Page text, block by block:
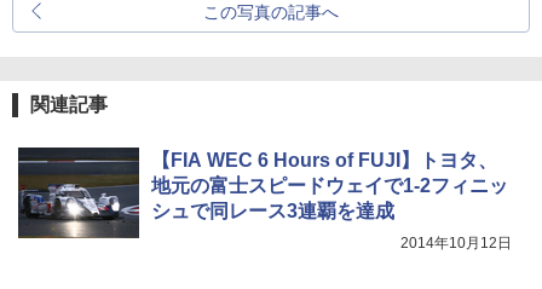
この写真の記事へ
関連記事
【FIA WEC 6 Hours of FUJI】トヨタ、
地元の富士スピードウェイで1-2フィニッ
シュで同レース3連覇を達成
2014年10月12日